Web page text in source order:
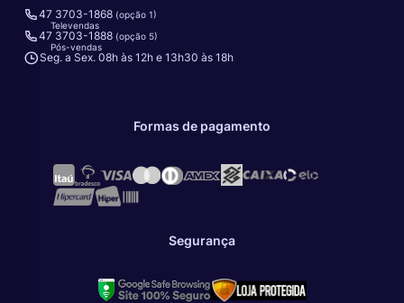
47 3703-1868 (opção 1)
Televendas
47 3703-1888 (opção 5)
Pós-vendas
Seg. a Sex. 08h às 12h e 13h30 às 18h
Formas de pagamento
Segurança